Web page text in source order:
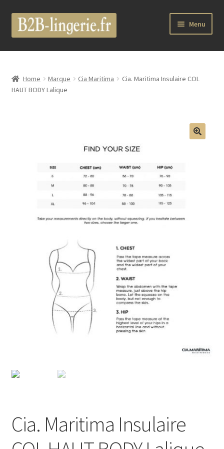
Aller
Aller
au
Menu
B2B Lingerie Site Officiel
Wholesale Registration Page
Luxury Lingerie
Maillot de bain Femme
Home Marque Cia Maritima
Cia. Maritima Insulaire COL
HAUT BODY Lalique
Cia. Maritima Insulaire